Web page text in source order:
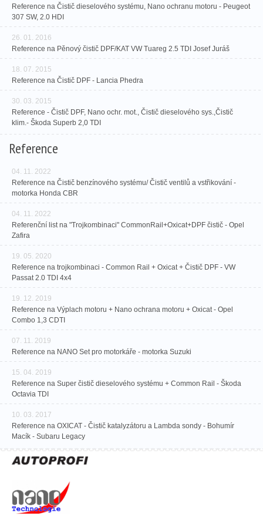
Reference na Čistič dieselového systému, Nano ochranu motoru - Peugeot
307 SW, 2.0 HDI
26. 01. 2016
Reference na Pěnový čistič DPF/KAT VW Tuareg 2.5 TDI Josef Juráš
18. 07. 2015
Reference na Čistič DPF - Lancia Phedra
30. 03. 2015
Reference - Čistič DPF, Nano ochr. mot., Čistič dieselového sys.,Čistič
klim.- Škoda Superb 2,0 TDI
Reference
04. 11. 2022
Reference na Čistič benzínového systému/ Čistič ventilů a vstřikování -
motorka Honda CBR
04. 11. 2022
Referenční list na "Trojkombinaci" CommonRail+Oxicat+DPF čistič - Opel
Zafira
19. 05. 2020
Reference na trojkombinaci - Common Rail + Oxicat + Čistič DPF - VW
Passat 2.0 TDI 4x4
19. 12. 2019
Reference na Výplach motoru + Nano ochrana motoru + Oxicat - Opel
Combo 1,3 CDTI
07. 11. 2019
Reference na NANO Set pro motorkáře - motorka Suzuki
15. 04. 2019
Reference na Super čistič dieselového systému + Common Rail - Škoda
Octavia TDI
10. 03. 2017
Reference na OXICAT - Čistič katalyzátoru a Lambda sondy - Bohumír
Macík - Subaru Legacy